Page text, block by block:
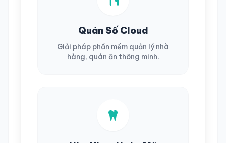
Quán Số Cloud
Giải pháp phần mềm quản lý nhà
hàng, quán ăn thông minh.